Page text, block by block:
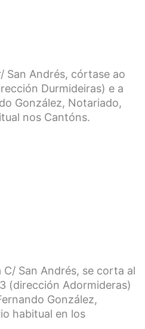
San Andrés, córtase ao
Durmideiras) e a
González, Notariado,
nos Cantóns.
San Andrés, se corta al
(dirección Adormideras)
González,
habitual en los